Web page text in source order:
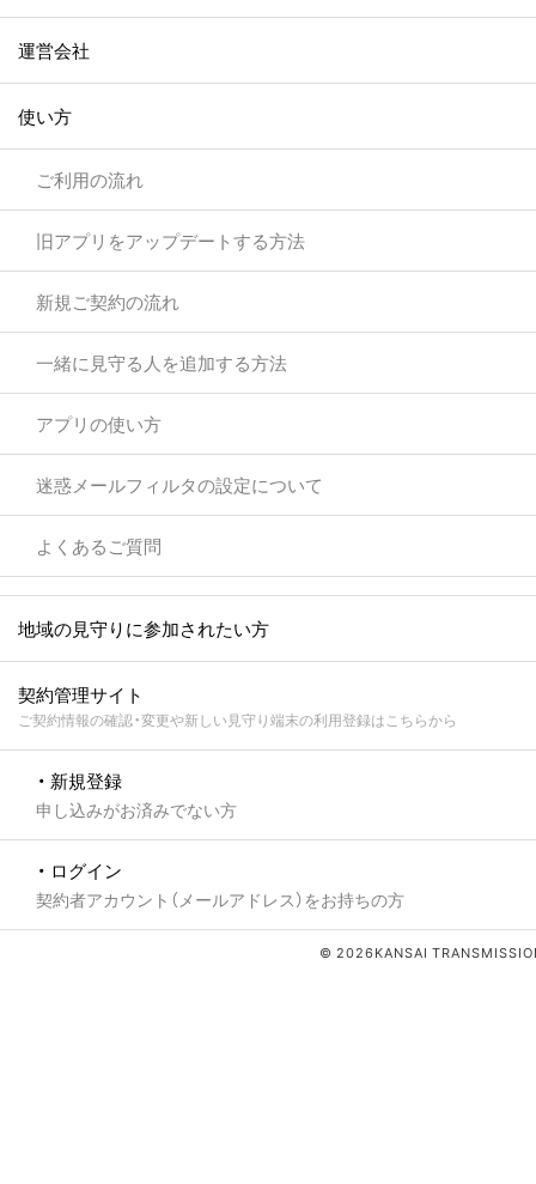
運営会社
使い方
ご利用の流れ
旧アプリをアップデートする方法
新規ご契約の流れ
一緒に見守る人を追加する方法
アプリの使い方
迷惑メールフィルタの設定について
よくあるご質問
地域の見守りに参加されたい方
契約管理サイト
ご契約情報の確認・変更や新しい見守り端末の利用登録はこちらから
・ 新規登録
申し込みがお済みでない方
・ ログイン
契約者アカウント（メールアドレス）をお持ちの方
© 2026KANSAI